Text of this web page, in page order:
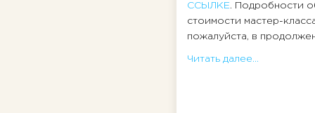
ССЫЛКЕ. Подробности
стоимости мастер-
пожалуйста, в
Читать далее...